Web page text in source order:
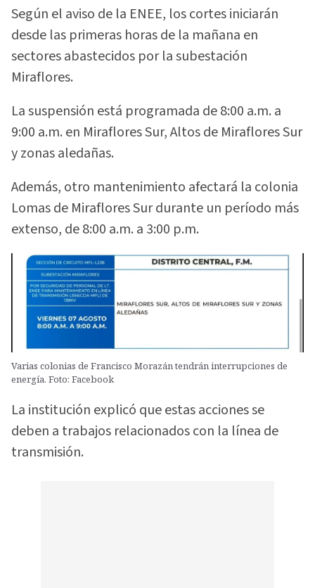
Según el aviso de la ENEE, los cortes iniciarán
desde las primeras horas de la mañana en
sectores abastecidos por la subestación
Miraflores.
La suspensión está programada de 8:00 a.m. a
9:00 a.m. en Miraflores Sur, Altos de Miraflores Sur
y zonas aledañas.
Además, otro mantenimiento afectará la colonia
Lomas de Miraflores Sur durante un período más
extenso, de 8:00 a.m. a 3:00 p.m.
Varias colonias de Francisco Morazán tendrán interrupciones de
energía. Foto: Facebook
La institución explicó que estas acciones se
deben a trabajos relacionados con la línea de
transmisión.